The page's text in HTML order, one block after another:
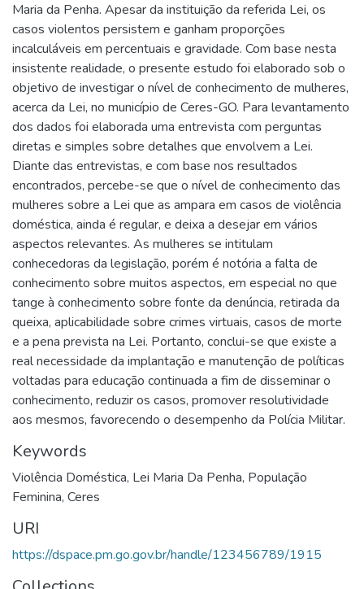
Maria da Penha. Apesar da instituição da referida Lei, os
casos violentos persistem e ganham proporções
incalculáveis em percentuais e gravidade. Com base nesta
insistente realidade, o presente estudo foi elaborado sob o
objetivo de investigar o nível de conhecimento de mulheres,
acerca da Lei, no município de Ceres-GO. Para levantamento
dos dados foi elaborada uma entrevista com perguntas
diretas e simples sobre detalhes que envolvem a Lei.
Diante das entrevistas, e com base nos resultados
encontrados, percebe-se que o nível de conhecimento das
mulheres sobre a Lei que as ampara em casos de violência
doméstica, ainda é regular, e deixa a desejar em vários
aspectos relevantes. As mulheres se intitulam
conhecedoras da legislação, porém é notória a falta de
conhecimento sobre muitos aspectos, em especial no que
tange à conhecimento sobre fonte da denúncia, retirada da
queixa, aplicabilidade sobre crimes virtuais, casos de morte
e a pena prevista na Lei. Portanto, conclui-se que existe a
real necessidade da implantação e manutenção de políticas
voltadas para educação continuada a fim de disseminar o
conhecimento, reduzir os casos, promover resolutividade
aos mesmos, favorecendo o desempenho da Polícia Militar.
Keywords
Violência Doméstica, Lei Maria Da Penha, População
Feminina, Ceres
URI
https://dspace.pm.go.gov.br/handle/123456789/1915